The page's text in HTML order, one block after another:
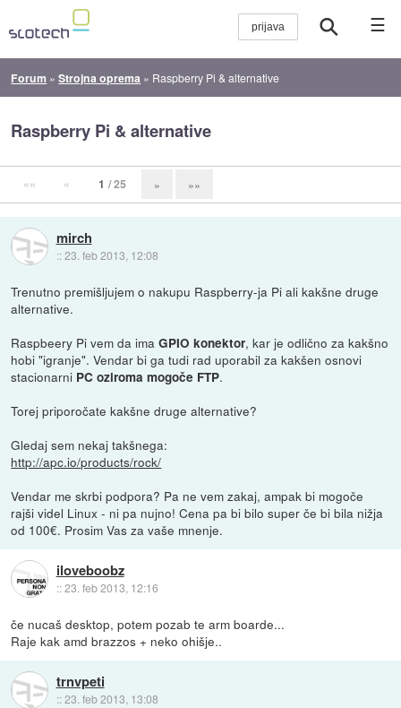
☰
Forum »Strojna oprema » Raspberry Pi & alternative
Raspberry Pi & alternative
«« « 1 / 25 » »»
mirch
::23. feb 2013, 12:08
Trenutno premišljujem o nakupu Raspberry-ja Pi ali kakšne druge
alternative.
Raspbeery Pi vem da imaGPIO konektor, kar je odlično za kakšno
hobi "igranje". Vendar bi ga tudi rad uporabil za kakšen osnovi
stacionarni PC oziroma mogoče FTP.
Torej priporočate kakšne druge alternative?
Gledaj sem nekaj takšnega:
http://apc.io/products/rock/
Vendar me skrbi podpora? Pa ne vem zakaj, ampak bi mogoče
rajši videl Linux - ni pa nujno! Cena pa bi bilo super če bi bila nižja
od 100€. Prosim Vas za vaše mnenje.
iloveboobz
::23. feb 2013, 12:16
če nucaš desktop, potem pozab te arm boarde...
Raje kak amd brazzos + neko ohišje..
trnvpeti
::23. feb 2013, 13:08